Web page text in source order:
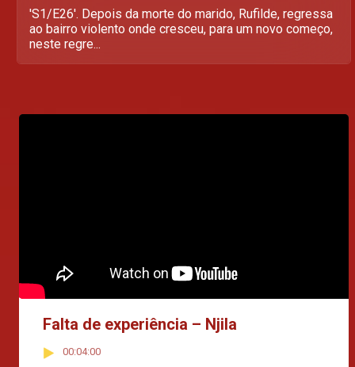
'S1/E26'. Depois da morte do marido, Rufilde, regressa
ao bairro violento onde cresceu, para um novo começo,
neste regre...
Falta de experiência – Njila
00:04:00